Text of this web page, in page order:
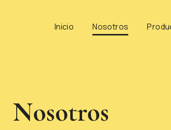
Inicio Nosotros
Nosotros